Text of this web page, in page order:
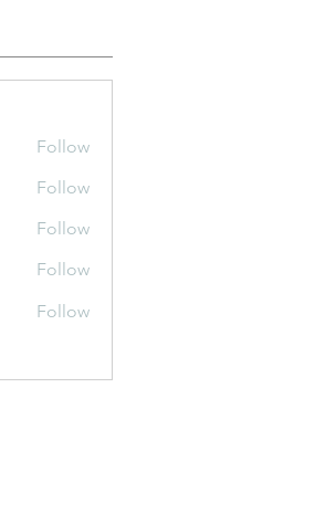
Follow
Follow
Follow
Follow
Follow